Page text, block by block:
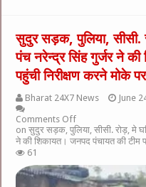
सुदुर सड़क, पुलिया, सीसी.
पंच नरेन्द्र सिंह गुर्जर ने
पहुंची निरीक्षण करने मोके पर
Bharat 24X7 News
June
Comments Off
on सुदुर सड़क, पुलिया, सीसी. रोड़, मे
ने की शिकायत। जनपद पंचायत की टीम
61